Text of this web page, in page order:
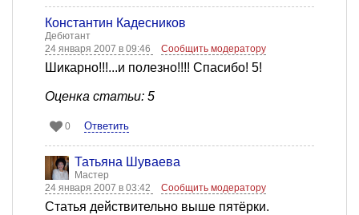
Константин Кадесников
Дебютант
24 января 2007 в 09:46
Сообщить модератору
Шикарно!!!...и полезно!!!! Спасибо! 5!
Оценка статьи: 5
0 Ответить
Татьяна Шуваева
Мастер
24 января 2007 в 03:42
Сообщить модератору
Статья действительно выше пятёрки.